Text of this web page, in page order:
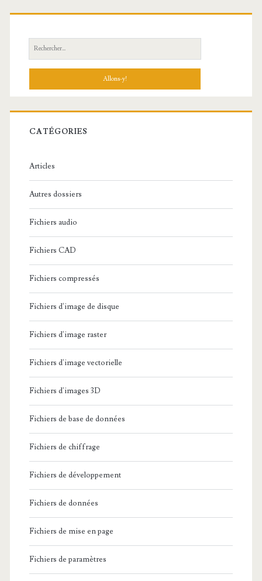
R
e
h
r
c
:
CATÉGORIES
Articles
Autres dossiers
Fichiers audio
Fichiers CAD
Fichiers compressés
Fichiers d'image de disque
Fichiers d'image raster
Fichiers d'image vectorielle
Fichiers d'images 3D
Fichiers de base de données
Fichiers de chiffrage
Fichiers de développement
Fichiers de données
Fichiers de mise en page
Fichiers de paramètres